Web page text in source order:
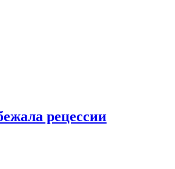
рецессии